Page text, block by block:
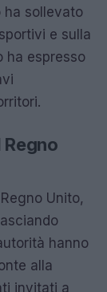
ha sollevato
e sulla
ha espresso
Unito,
hanno
alla
invitati a